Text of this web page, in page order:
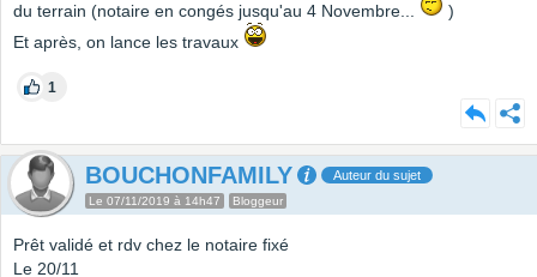
du terrain (notaire en congés jusqu'au 4 Novembre...
)
Et après, on lance les travaux
1
BOUCHONFAMILY Auteur du sujet
Le 07/11/2019 à 14h47 Bloggeur
Prêt validé et rdv chez le notaire fixé
Le 20/11